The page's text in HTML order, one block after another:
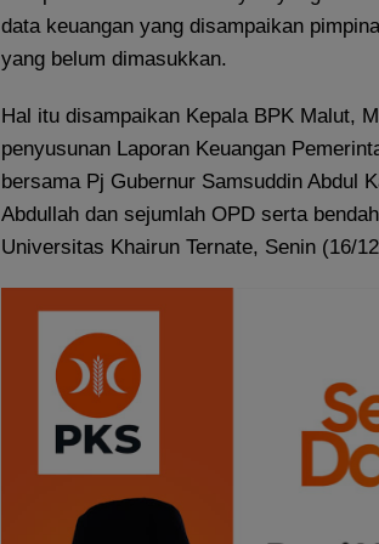
data keuangan yang disampaikan
yang belum dimasukkan.
Hal itu disampaikan Kepala BPK Malut,
penyusunan Laporan Keuangan
bersama Pj Gubernur Samsuddin Abdul
Abdullah dan sejumlah OPD serta
Universitas Khairun Ternate, Senin (16/